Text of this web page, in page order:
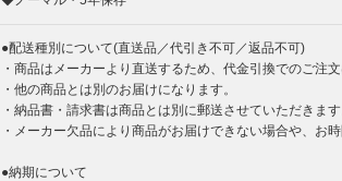
●配送種別について(直送品／代引き不可／返品不可)
・商品はメーカーより直送するため、代金引換でのご注
・他の商品とは別のお届けになります。
・納品書・請求書は商品とは別に郵送させていただきます
・メーカー欠品により商品がお届けできない場合や、お
●納期について